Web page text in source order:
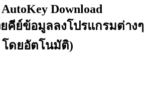
Download
คีย์ข้อมูลลงโปรแกรมต่างๆ
โดยอัตโนมัติ)